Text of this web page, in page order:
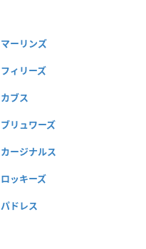
マーリンズ
フィリーズ
カブス
ブリュワーズ
カージナルス
ロッキーズ
パドレス